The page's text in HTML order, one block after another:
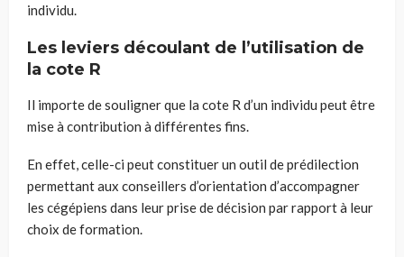
individu.
Les leviers découlant de l’utilisation de
la cote R
Il importe de souligner que la cote R d’un individu peut être
mise à contribution à différentes fins.
En effet, celle-ci peut constituer un outil de prédilection
permettant aux conseillers d’orientation d’accompagner
les cégépiens dans leur prise de décision par rapport à leur
choix de formation.